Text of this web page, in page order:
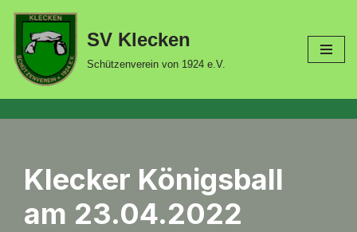
Zum
Inhalt
springen
SV Klecken
Schützenverein von 1924 e.V.
Klecker Königsball
am 23.04.2022